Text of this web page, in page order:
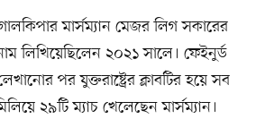
মার্সম্যান মেজর লিগ সকারের
লিখিয়েছিলেন ২০২১ সালে। ফেইনুর্ড
পর যুক্তরাষ্ট্রের ক্লাবটির হয়ে সব
২৯টি ম্যাচ খেলেছেন মার্সম্যান।